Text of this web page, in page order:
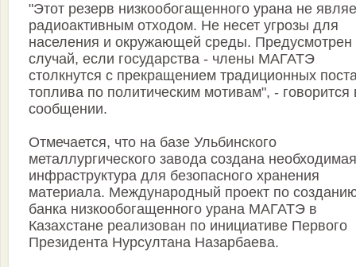
"Этот резерв низкообогащенного урана не
радиоактивным отходом. Не несет угрозы для
населения и окружающей среды. Предусмотрен
случай, если государства - члены МАГАТЭ
столкнутся с прекращением традиционных
топлива по политическим мотивам", - говорится
сообщении.
Отмечается, что на базе Ульбинского
металлургического завода создана необходимая
инфраструктура для безопасного хранения
материала. Международный проект по
банка низкообогащенного урана МАГАТЭ в
Казахстане реализован по инициативе Первого
Президента Нурсултана Назарбаева.